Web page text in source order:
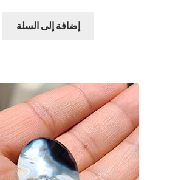
هو:
هو:إضافة إلى السلة